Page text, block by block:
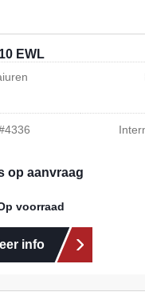
EWL
4336
op aanvraag
voorraad
info